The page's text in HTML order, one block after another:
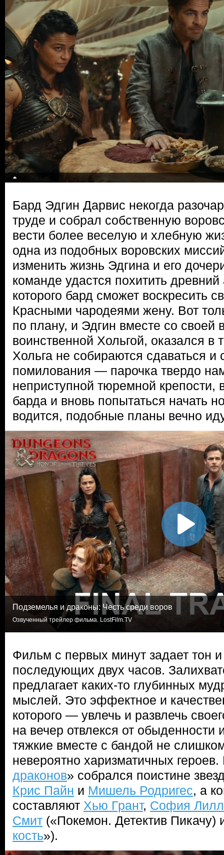
Бард Эдгин Дарвис некогда
труде и собрал собственную
вести более веселую и хлебную
одна из подобных воровских
изменить жизнь Эдгина и его
команде удастся похитить
которого бард сможет воскресить
Красными чародеями жену. Вот
по плану, и Эдгин вместе со своей
воинственной Хольгой, оказался в
Хольга не собираются сдаваться и
помилования — парочка твердо
неприступной тюремной крепости,
барда и вновь попытаться начать
водится, подобные планы вечно
Подземелья и драконы: Честь среди воров
Озвученный трейлер фильма. LostFilm.TV
Фильм с первых минут задает тон
последующих двух часов.
предлагает каких-то глубинных
мыслей. Это эффектное и
которого — увлечь и развлечь
на вечер отвлекся от обыденности
тяжкие вместе с бандой не
невероятно харизматичных героев.
драконов» собрался поистине
Крис Пайн и Мишель Родригес, а
составляют Хью Грант, София
Смит («Покемон. Детектив Пикачу)
кость»).